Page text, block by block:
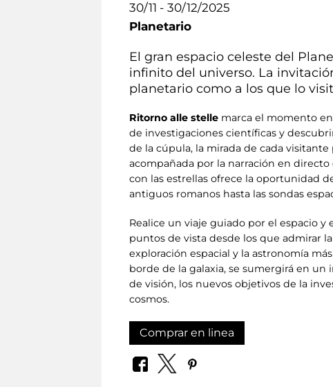
30/11 - 30/12/2025
Planetario
El gran espacio celeste del
infinito del universo. La
planetario como a los que lo
Ritorno alle stelle marca el momento
de investigaciones científicas y
de la cúpula, la mirada de cada
acompañada por la narración en
con las estrellas ofrece la oportunidad
antiguos romanos hasta las sondas
Realice un viaje guiado por el espacio
puntos de vista desde los que admirar
exploración espacial y la astronomía
borde de la galaxia, se sumergirá en
de visión, los nuevos objetivos de la
cosmos.
Comprar en linea